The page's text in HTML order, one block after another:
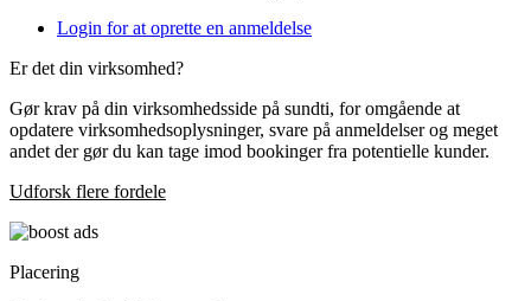
Login for at oprette en anmeldelse
Er det din virksomhed?
Gør krav på din virksomhedsside på sundti, for omgående at
opdatere virksomhedsoplysninger, svare på anmeldelser og meget
andet der gør du kan tage imod bookinger fra potentielle kunder.
Udforsk flere fordele
Placering